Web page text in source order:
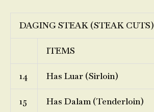
DAGING STEAK (STEAK CUTS)
ITEMS
14 Has Luar (Sirloin)
15 Has Dalam (Tenderloin)